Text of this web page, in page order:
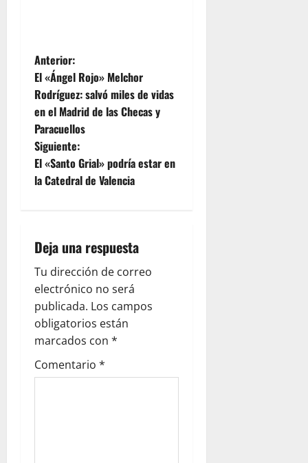
N
a
v
e
g
c
i
ó
n
d
e
Anterior:
El «Ángel Rojo» Melchor
Rodríguez: salvó miles de vidas
en el Madrid de las Checas y
Paracuellos
Siguiente:
El «Santo Grial» podría estar en
la Catedral de Valencia
Deja una respuesta
Tu dirección de correo
electrónico no será
publicada. Los campos
obligatorios están
marcados con *
Comentario *